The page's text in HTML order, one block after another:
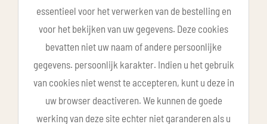
essentieel voor het verwerken van de bestelling en
voor het bekijken van uw gegevens. Deze cookies
bevatten niet uw naam of andere persoonlijke
gegevens. persoonlijk karakter. Indien u het gebruik
van cookies niet wenst te accepteren, kunt u deze in
uw browser deactiveren. We kunnen de goede
werking van deze site echter niet garanderen als u